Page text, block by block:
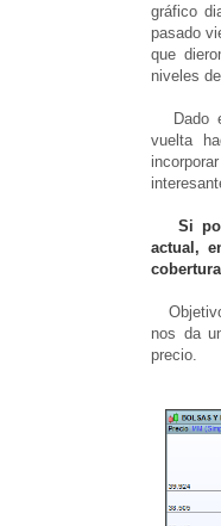
gráfico
pasado
que
niveles
Dado
vuelta
Si
actual,
nos da
precio.